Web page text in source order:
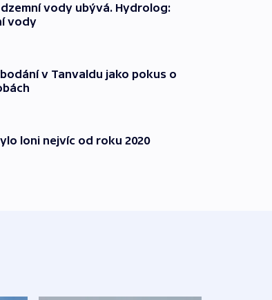
vody ubývá. Hydrolog:
vody
v Tanvaldu jako pokus o
loni nejvíc od roku 2020